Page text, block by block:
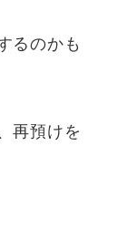
るのかも
再預けを